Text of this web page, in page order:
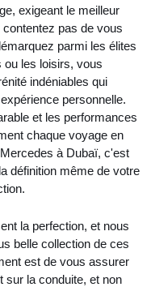
exigeant le meilleur
pas de vous
parmi les élites
ou les loisirs, vous
indéniables qui
personnelle.
et les performances
chaque voyage en
à Dubaï, c'est
définition même de votre
la perfection, et nous
belle collection de ces
est de vous assurer
sur la conduite, et non